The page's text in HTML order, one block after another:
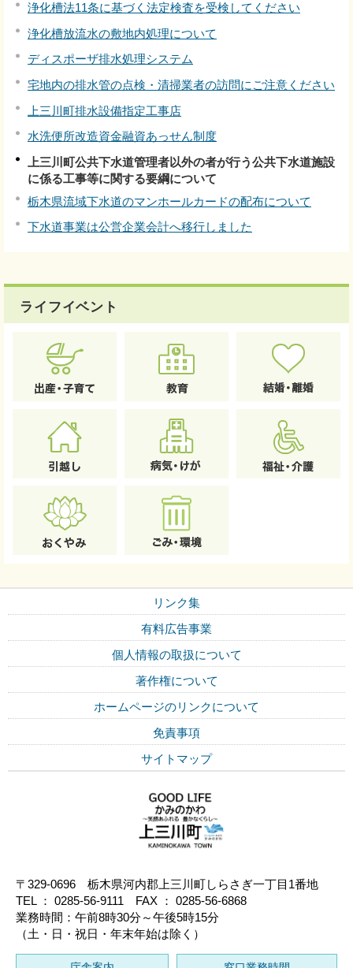
浄化槽法11条に基づく法定検査を受検してください
浄化槽放流水の敷地内処理について
ディスポーザ排水処理システム
宅地内の排水管の点検・清掃業者の訪問にご注意ください
上三川町排水設備指定工事店
水洗便所改造資金融資あっせん制度
上三川町公共下水道管理者以外の者が行う公共下水道施設
に係る工事等に関する要綱について
栃木県流域下水道のマンホールカードの配布について
下水道事業は公営企業会計へ移行しました
ライフイベント
リンク集
有料広告事業
個人情報の取扱について
著作権について
ホームページのリンクについて
免責事項
サイトマップ
〒329-0696 栃木県河内郡上三川町しらさぎ一丁目1番地
TEL ： 0285-56-9111 FAX ： 0285-56-6868
業務時間：午前8時30分～午後5時15分
（土・日・祝日・年末年始は除く）